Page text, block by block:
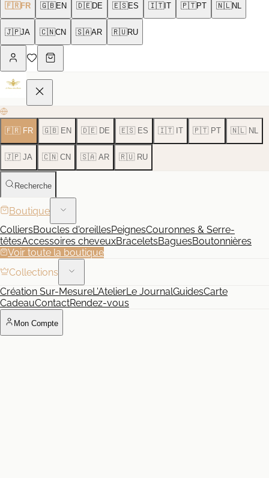
🇫🇷 FR 🇬🇧EN 🇩🇪DE 🇪🇸ES 🇮🇹IT 🇵🇹PT 🇳🇱NL
🇯🇵JA 🇨🇳CN 🇸🇦AR 🇷🇺RU
🇫🇷 FR 🇬🇧 EN 🇩🇪 DE 🇪🇸 ES 🇮🇹 IT 🇵🇹 PT 🇳🇱 NL
🇯🇵 JA 🇨🇳 CN 🇸🇦 AR 🇷🇺 RU
Recherche
Boutique
ColliersBoucles d'oreillesPeignesCouronnes & Serre-
têtesAccessoires cheveuxBraceletsBaguesBoutonnières
Voir toute la boutique
Collections
Création Sur-MesureL'AtelierLe JournalGuidesCarte
CadeauContactRendez-vous
Mon Compte